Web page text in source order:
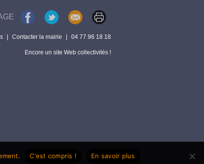
Contacter la mairie 04 77 96 18 18
Encore un site Web collectivités !
C'est compris ! En savoir plus